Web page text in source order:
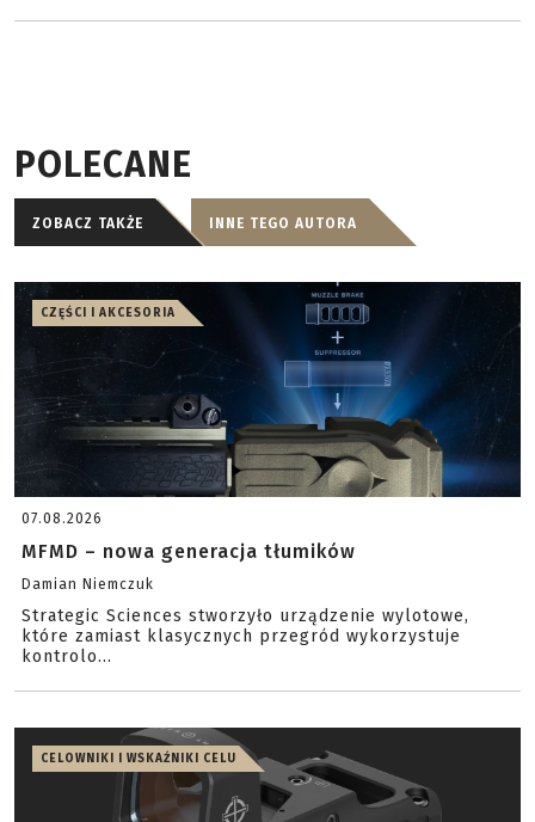
POLECANE
ZOBACZ TAKŻE INNE TEGO AUTORA
CZĘŚCI I AKCESORIA
07.08.2026
MFMD – nowa generacja tłumików
Damian Niemczuk
Strategic Sciences stworzyło urządzenie wylotowe,
które zamiast klasycznych przegród wykorzystuje
kontrolo...
CELOWNIKI I WSKAŹNIKI CELU